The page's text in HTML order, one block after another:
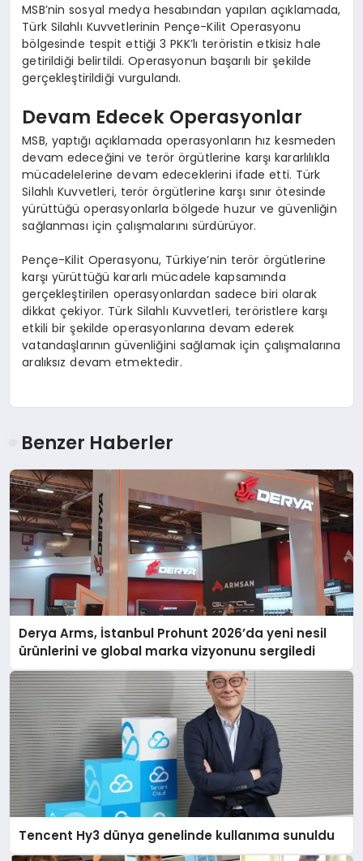
MSB’nin sosyal medya hesabından yapılan açıklamada,
Türk Silahlı Kuvvetlerinin Pençe-Kilit Operasyonu
bölgesinde tespit ettiği 3 PKK’lı teröristin etkisiz hale
getirildiği belirtildi. Operasyonun başarılı bir şekilde
gerçekleştirildiği vurgulandı.
Devam Edecek Operasyonlar
MSB, yaptığı açıklamada operasyonların hız kesmeden
devam edeceğini ve terör örgütlerine karşı kararlılıkla
mücadelelerine devam edeceklerini ifade etti. Türk
Silahlı Kuvvetleri, terör örgütlerine karşı sınır ötesinde
yürüttüğü operasyonlarla bölgede huzur ve güvenliğin
sağlanması için çalışmalarını sürdürüyor.
Pençe-Kilit Operasyonu, Türkiye’nin terör örgütlerine
karşı yürüttüğü kararlı mücadele kapsamında
gerçekleştirilen operasyonlardan sadece biri olarak
dikkat çekiyor. Türk Silahlı Kuvvetleri, teröristlere karşı
etkili bir şekilde operasyonlarına devam ederek
vatandaşlarının güvenliğini sağlamak için çalışmalarına
aralıksız devam etmektedir.
Benzer Haberler
Derya Arms, İstanbul Prohunt 2026’da yeni nesil
ürünlerini ve global marka vizyonunu sergiledi
Tencent Hy3 dünya genelinde kullanıma sunuldu